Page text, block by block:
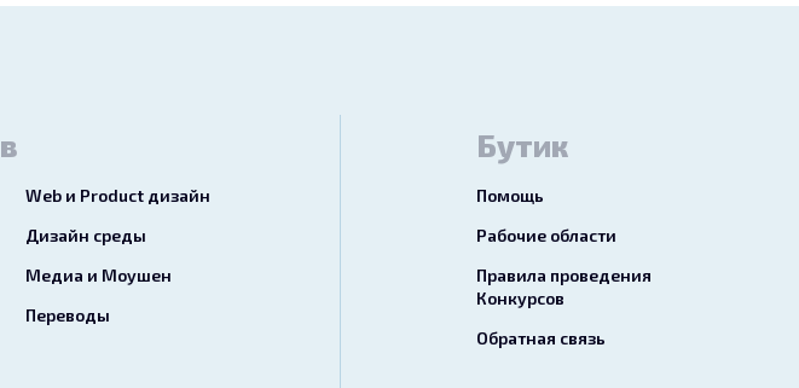
Web и Product дизайн
Дизайн среды
Медиа и Моушен
Переводы
Бутик
Помощь
Рабочие области
Правила проведения
Конкурсов
Обратная связь